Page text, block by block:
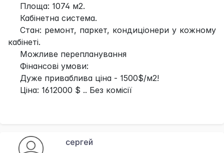
Площа: 1074 м2.
Кабінетна система.
Стан: ремонт, паркет, кондиціонери у кожному
кабінеті.
Можливе перепланування
Фінансові умови:
Дуже приваблива ціна - 1500$/м2!
Ціна: 1612000 $ .. Без комісії
сергей